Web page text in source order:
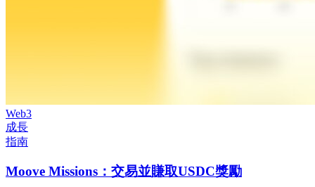
Web3
成長
指南
Moove Missions：交易並賺取USDC獎勵